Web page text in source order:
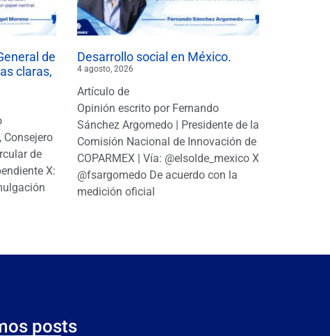
de
claras,
Consejero
de
X:
Desarrollo social en México.
4 agosto, 2026
Artículo de
Opinión escrito por Fernando
Sánchez Argomedo | Presidente de la
Comisión Nacional de Innovación de
COPARMEX | Vía: @elsolde_mexico X:
@fsargomedo De acuerdo con la
medición oficial
posts